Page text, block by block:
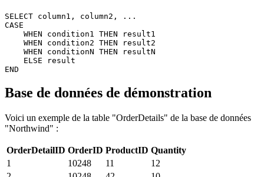
SELECT column1, column2, ...
CASE
    WHEN condition1 THEN result1
    WHEN condition2 THEN result2
    WHEN conditionN THEN resultN
    ELSE result
Base de données de démonstration
Voici un exemple de la table "OrderDetails" de la base de données
"Northwind" :
OrderDetailID OrderID ProductID Quantity
1
10248 11
12